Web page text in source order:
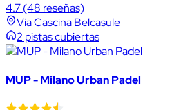
4.7(48 reseñas)
Via Cascina Belcasule
2 pistas cubiertas
MUP - Milano Urban Padel